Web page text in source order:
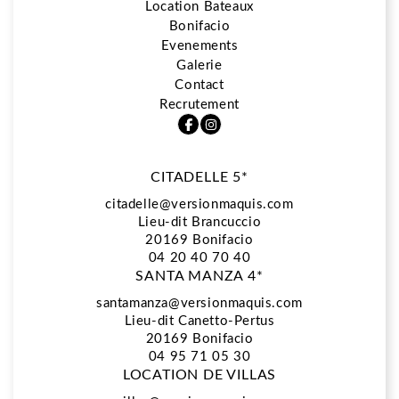
5*
Restaurant La Vista
Spa Biologique Recherche
Location Bateaux
Bonifacio
Location Bateaux
Bonifacio
Evenements
Galerie
Contact
Recrutement
CITADELLE 5*
citadelle@versionmaquis.com
Lieu-dit Brancuccio
20169 Bonifacio
04 20 40 70 40
SANTA MANZA 4*
santamanza@versionmaquis.com
Lieu-dit Canetto-Pertus
20169 Bonifacio
04 95 71 05 30
LOCATION DE VILLAS